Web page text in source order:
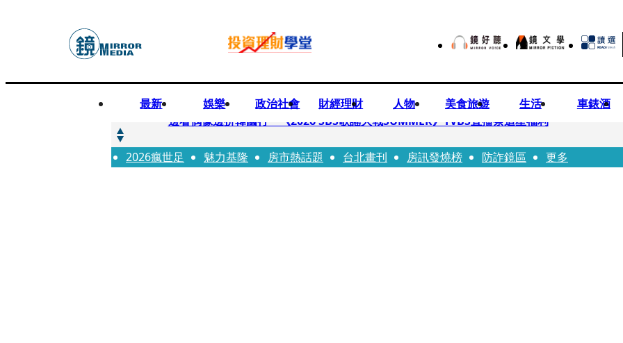
最新 娛樂 政治社會 財經理財 人物 美食旅遊 生活 車錶酒
快訊
邊看偶像邊拚韓國行 《2026 SBS歌謠大戰SUMMER》TVBS直播祭追星福利
快訊
代誌大條火急跳船？ 宏碁派任李文詳接掌兆基屋管2天就喊撤出！
2026瘋世足 魅力基隆 房市熱話題 台北畫刊 房訊發燒榜 防詐鏡區 更多